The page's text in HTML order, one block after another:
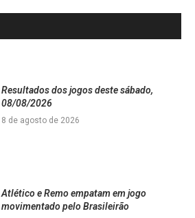
Resultados dos jogos deste sábado,
08/08/2026
8 de agosto de 2026
Atlético e Remo empatam em jogo
movimentado pelo Brasileirão